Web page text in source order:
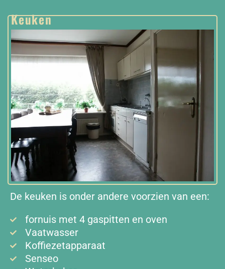
Keuken
De keuken is onder andere voorzien van een:
fornuis met 4 gaspitten en oven
Vaatwasser
Koffiezetapparaat
Senseo